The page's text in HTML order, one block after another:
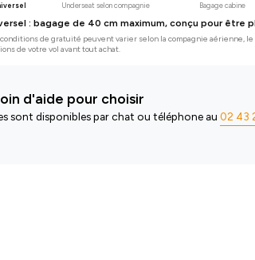
Underseat selon compagnie Bagage cabine
: bagage de 40 cm maximum, conçu pour être
de gratuité peuvent varier selon la compagnie aérienne,
de votre vol avant tout achat.
d'aide pour choisir
sont disponibles par chat ou téléphone au 02 43